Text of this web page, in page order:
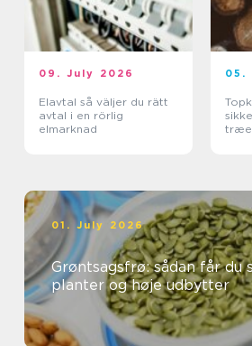
09. July 2026
Elavtal så väljer du rätt
avtal i en rörlig
elmarknad
05.
01. July 2026
Grøntsagsfrø: sådan får du
planter og høje udbytter